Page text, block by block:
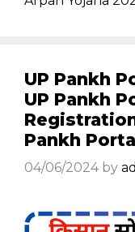
UP Pankh
UP Pankh
Pankh Portal
04/06/2024 by